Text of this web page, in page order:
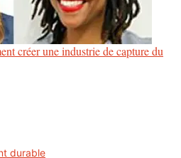
créer une industrie de capture du
durable